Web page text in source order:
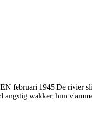
februari 1945 De rivier
wakker, hun